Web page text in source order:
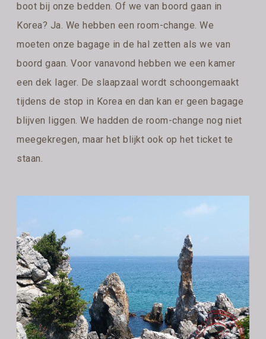
boot bij onze bedden. Of we van boord gaan in
Korea? Ja. We hebben een room-change. We
moeten onze bagage in de hal zetten als we van
boord gaan. Voor vanavond hebben we een kamer
een dek lager. De slaapzaal wordt schoongemaakt
tijdens de stop in Korea en dan kan er geen bagage
blijven liggen. We hadden de room-change nog niet
meegekregen, maar het blijkt ook op het ticket te
staan.